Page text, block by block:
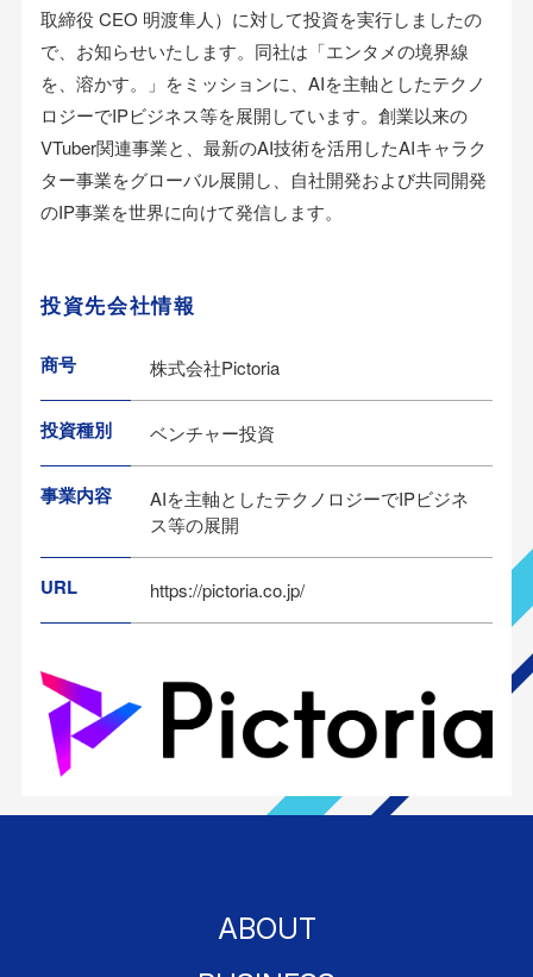
取締役 CEO 明渡隼人）に対して投資を実行しましたの
で、お知らせいたします。同社は「エンタメの境界線
を、溶かす。」をミッションに、AIを主軸としたテクノ
ロジーでIPビジネス等を展開しています。創業以来の
VTuber関連事業と、最新のAI技術を活用したAIキャラク
ター事業をグローバル展開し、自社開発および共同開発
のIP事業を世界に向けて発信します。
投資先会社情報
商号 株式会社Pictoria
投資種別 ベンチャー投資
事業内容
AIを主軸としたテクノロジーでIPビジネ
ス等の展開
URL https://pictoria.co.jp/
ABOUT